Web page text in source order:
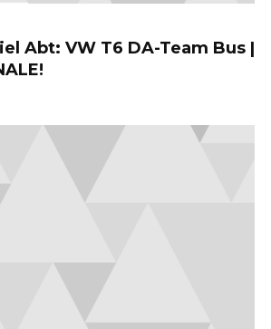
Abt: VW T6 DA-Team Bus |